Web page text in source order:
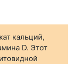
кальций,
D. Этот